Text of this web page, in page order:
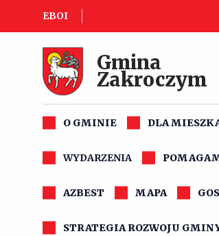
EBOI
Gmina
Zakroczym
O GMINIE DLA
WYDARZENIA
AZBEST MAPA
STRATEGIA ROZWOJU